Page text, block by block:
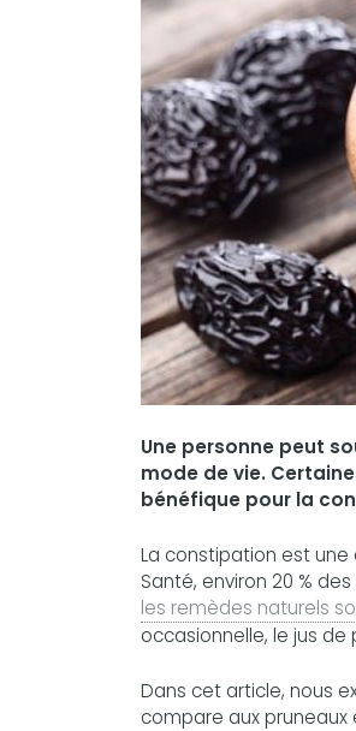
Une personne peut
mode de vie.
bénéfique pour la
La constipation est
Santé, environ 20 %
les remèdes naturels
occasionnelle, le jus
Dans cet article, nous
compare aux pruneaux